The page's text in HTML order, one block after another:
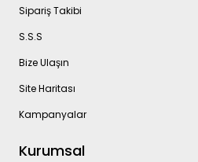
Sipariş Takibi
S.S.S
Bize Ulaşın
Site Haritası
Kampanyalar
Kurumsal